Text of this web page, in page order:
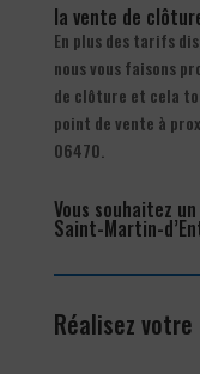
la vente de
En plus des tarifs
nous vous faisons
de clôture et cela
point de vente à
06470.
Vous souhaitez
Saint-Martin-
Réalisez